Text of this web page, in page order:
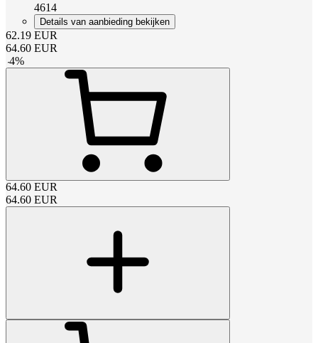
4614
Details van aanbieding bekijken
62.19 EUR
64.60 EUR
-4%
64.60 EUR
64.60 EUR